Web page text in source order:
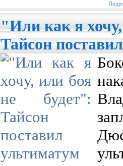
"Или как я
Тайсон